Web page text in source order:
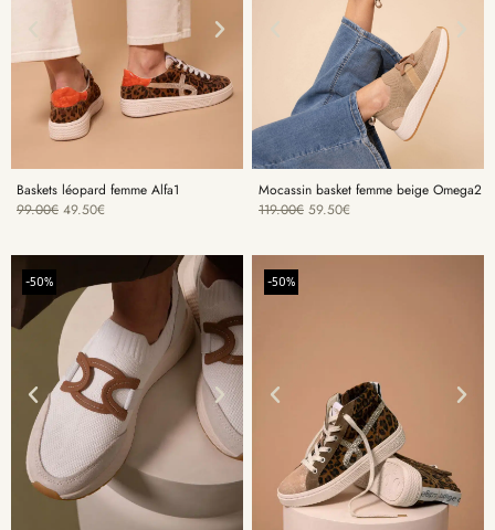
Baskets léopard femme Alfa1
99.00€ 49.50€
Mocassin basket femme beige Omega2
119.00€ 59.50€
-50% -50%